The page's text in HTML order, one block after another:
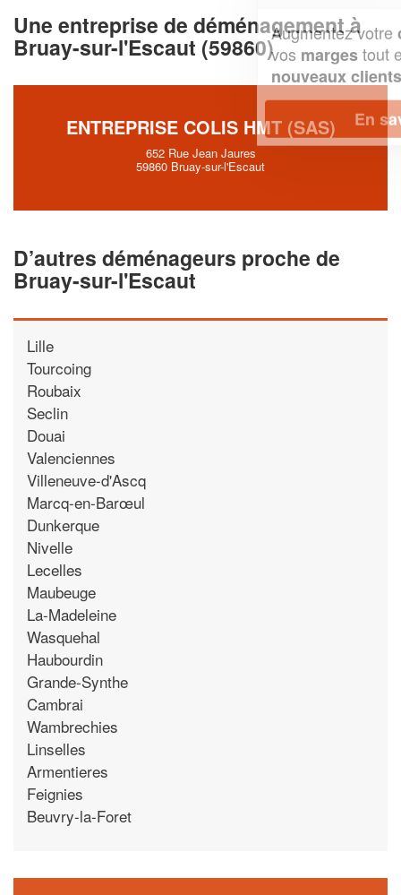
Une entreprise de déménagement à
Bruay-sur-l'Escaut (59860)
ENTREPRISE COLIS HMT (SAS)
652 Rue Jean Jaures
59860 Bruay-sur-l'Escaut
D’autres déménageurs proche de
Bruay-sur-l'Escaut
Lille
Tourcoing
Roubaix
Seclin
Douai
Valenciennes
Villeneuve-d'Ascq
Marcq-en-Barœul
Dunkerque
Nivelle
Lecelles
Maubeuge
La-Madeleine
Wasquehal
Haubourdin
Grande-Synthe
Cambrai
Wambrechies
Linselles
Armentieres
Feignies
Beuvry-la-Foret
Augmentez votrechiffre d'affaireset
vosmargestout en gagnant de
En savoir plus